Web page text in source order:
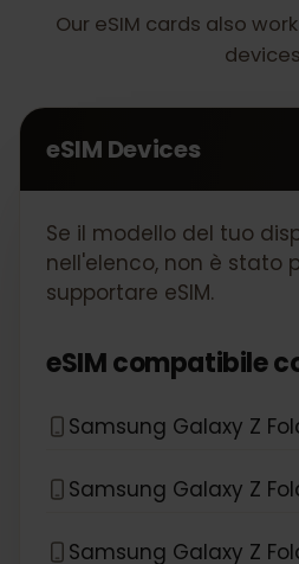
Our eSIM cards also
eSIM Devices
Se il modello del tuo
nell'elenco, non è stato
supportare eSIM.
eSIM compatibile
Samsung Galaxy Z
Samsung Galaxy Z
Samsung Galaxy Z